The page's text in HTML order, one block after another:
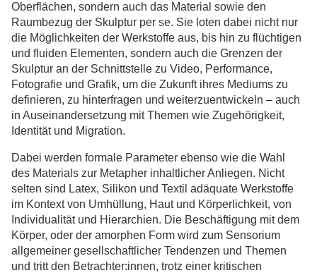
Oberflächen, sondern auch das Material sowie den
Raumbezug der Skulptur per se. Sie loten dabei nicht nur
die Möglichkeiten der Werkstoffe aus, bis hin zu flüchtigen
und fluiden Elementen, sondern auch die Grenzen der
Skulptur an der Schnittstelle zu Video, Performance,
Fotografie und Grafik, um die Zukunft ihres Mediums zu
definieren, zu hinterfragen und weiterzuentwickeln – auch
in Auseinandersetzung mit Themen wie Zugehörigkeit,
Identität und Migration.
Dabei werden formale Parameter ebenso wie die Wahl
des Materials zur Metapher inhaltlicher Anliegen. Nicht
selten sind Latex, Silikon und Textil adäquate Werkstoffe
im Kontext von Umhüllung, Haut und Körperlichkeit, von
Individualität und Hierarchien. Die Beschäftigung mit dem
Körper, oder der amorphen Form wird zum Sensorium
allgemeiner gesellschaftlicher Tendenzen und Themen
und tritt den Betrachter:innen, trotz einer kritischen